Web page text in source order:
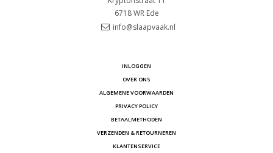
6718 WR Ede
info@slaapvaak.nl
INLOGGEN
OVER ONS
ALGEMENE VOORWAARDEN
PRIVACY POLICY
BETAALMETHODEN
VERZENDEN & RETOURNEREN
KLANTENSERVICE